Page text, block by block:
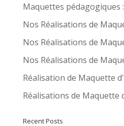
Maquettes pédagogiques
Nos Réalisations de
Nos Réalisations de
Nos Réalisations de
Réalisation de Maquette
Réalisations de Maquette
Recent Posts